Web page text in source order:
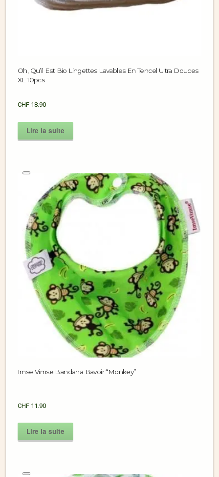
Oh, Qu’il Est Bio Lingettes Lavables En Tencel Ultra Douces
XL 10pcs
CHF 18.90
Lire la suite
Imse Vimse Bandana Bavoir “Monkey”
CHF 11.90
Lire la suite